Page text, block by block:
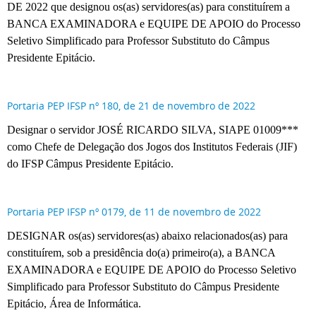
DE 2022 que designou os(as) servidores(as) para constituírem a
BANCA EXAMINADORA e EQUIPE DE APOIO do Processo
Seletivo Simplificado para Professor Substituto do Câmpus
Presidente Epitácio.
Portaria PEP IFSP nº 180, de 21 de novembro de 2022
Designar o servidor JOSÉ RICARDO SILVA, SIAPE 01009***
como Chefe de Delegação dos Jogos dos Institutos Federais (JIF)
do IFSP Câmpus Presidente Epitácio.
Portaria PEP IFSP nº 0179, de 11 de novembro de 2022
DESIGNAR os(as) servidores(as) abaixo relacionados(as) para
constituírem, sob a presidência do(a) primeiro(a), a BANCA
EXAMINADORA e EQUIPE DE APOIO do Processo Seletivo
Simplificado para Professor Substituto do Câmpus Presidente
Epitácio, Área de Informática.